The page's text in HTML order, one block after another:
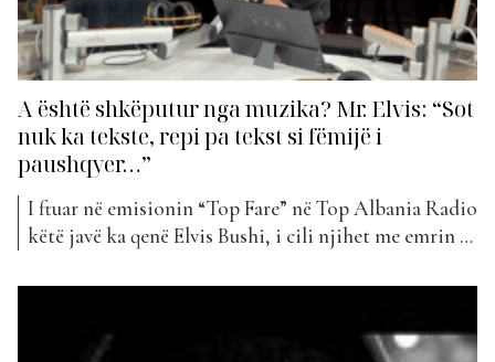
A është shkëputur nga muzika? Mr. Elvis: “Sot
nuk ka tekste, repi pa tekst si fëmijë i
paushqyer…”
I ftuar në emisionin “Top Fare” në Top Albania Radio
këtë javë ka qenë Elvis Bushi, i cili njihet me emrin e
Një një intervistë ekskluzive me Anxhelo Shkrelin
nga karriera e...